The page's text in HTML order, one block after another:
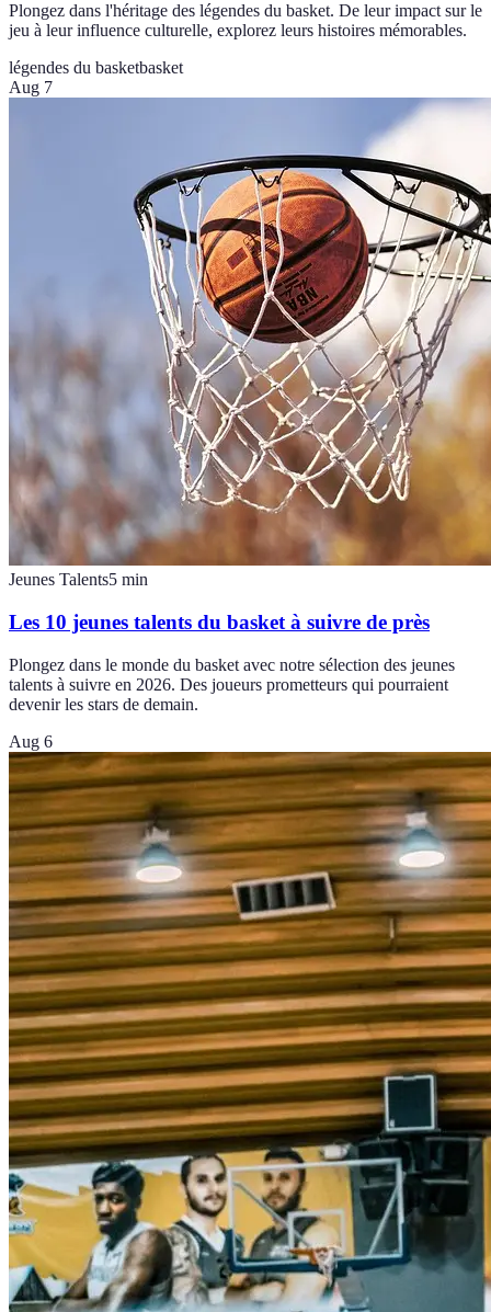
Plongez dans l'héritage des légendes du basket. De leur impact sur le
jeu à leur influence culturelle, explorez leurs histoires mémorables.
légendes du basketbasket
Aug 7
Jeunes Talents5 min
Les 10 jeunes talents du basket à suivre de près
Plongez dans le monde du basket avec notre sélection des jeunes
talents à suivre en 2026. Des joueurs prometteurs qui pourraient
devenir les stars de demain.
Aug 6